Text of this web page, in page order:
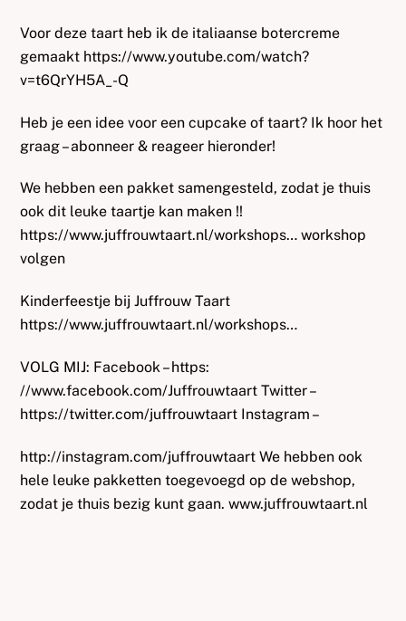
Voor deze taart heb ik de italiaanse botercreme
gemaakt https://www.youtube.com/watch?
v=t6QrYH5A_-Q
Heb je een idee voor een cupcake of taart? Ik hoor het
graag – abonneer & reageer hieronder!
We hebben een pakket samengesteld, zodat je thuis
ook dit leuke taartje kan maken !!
https://www.juffrouwtaart.nl/workshops… workshop
volgen
Kinderfeestje bij Juffrouw Taart
https://www.juffrouwtaart.nl/workshops…
VOLG MIJ: Facebook – https:
//www.facebook.com/Juffrouwtaart Twitter –
https://twitter.com/juffrouwtaart Instagram –
http://instagram.com/juffrouwtaart We hebben ook
hele leuke pakketten toegevoegd op de webshop,
zodat je thuis bezig kunt gaan. www.juffrouwtaart.nl